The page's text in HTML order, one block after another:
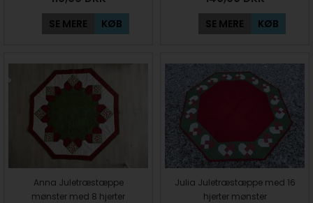
SE MERE KØB SE MERE KØB
Anna Juletræstæppe
mønster med 8 hjerter
Julia Juletræstæppe med 16
hjerter mønster